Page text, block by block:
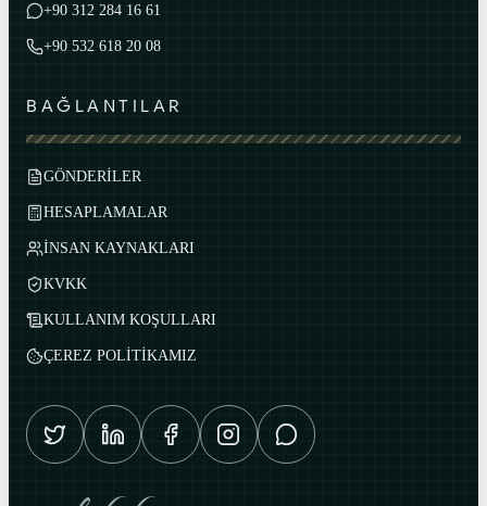
+90 312 284 16 61
+90 532 618 20 08
BAĞLANTILAR
GÖNDERİLER
HESAPLAMALAR
İNSAN KAYNAKLARI
KVKK
KULLANIM KOŞULLARI
ÇEREZ POLİTİKAMIZ